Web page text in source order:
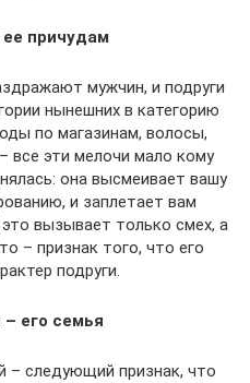
причудам
мужчин, и подруги
нынешних в категорию
по магазинам, волосы,
все эти мелочи мало кому
она высмеивает вашу
и заплетает вам
вызывает только смех, а
– признак того, что его
подруги.
его семья
– следующий признак, что